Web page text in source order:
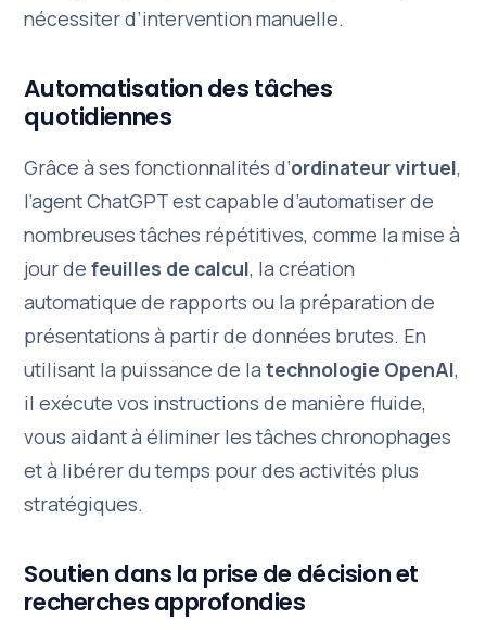
nécessiter d’intervention manuelle.
Automatisation des tâches
quotidiennes
Grâce à ses fonctionnalités d’ordinateur virtuel,
l’agent ChatGPT est capable d’automatiser de
nombreuses tâches répétitives, comme la mise à
jour defeuilles de calcul, la création
automatique de rapports ou la préparation de
présentations à partir de données brutes. En
utilisant la puissance de latechnologie OpenAI,
il exécute vos instructions de manière fluide,
vous aidant à éliminer les tâches chronophages
et à libérer du temps pour des activités plus
stratégiques.
Soutien dans la prise de décision et
recherches approfondies